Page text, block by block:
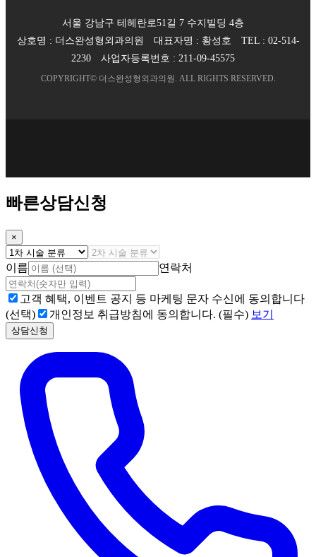
서울 강남구 테헤란로51길 7 수지빌딩 4층
상호명 : 더스완성형외과의원 대표자명 : 황성호 TEL : 02-514-
2230
사업자등록번호 : 211-09-45575
COPYRIGHT© 더스완성형외과의원 . ALL RIGHTS RESERVED.
빠른상담신청
×
이름 연락처
고객 혜택, 이벤트 공지 등 마케팅 문자 수신에 동의합니다
(선택)
개인정보 취급방침에 동의합니다. (필수) 보기
상담신청